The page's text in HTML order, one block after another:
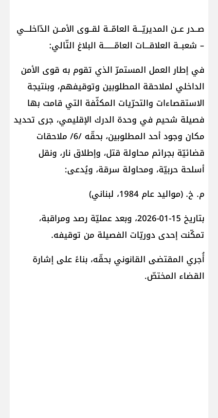
صــدر عــن المديريّـــة العامّــة لقــوى الأمــن الدّاخلـــي
– شعبــة العلاقـــات العامّـــــــة البلاغ التّالي:
في إطار العمل المستمرّ الذي تقوم به قوى الأمن
الداخلي لملاحقة المطلوبين وتوقيفهم، وبنتيجة
الاستقصاءات والتحرّيات المكثّفة التي قامت بها
فصيلة شحيم في وحدة الدرك الإقليمي، جرى تحديد
مكان وجود أحد المطلوبين، بحقّه /6/ ملاحقات
قضائيّة بجرائم محاولة قتل، وإطلاق نار، ونقل
أسلحة حربيّة، ومحاولة سرقة، ويُدعى:
م. خ. (مواليد عام 1984، لبناني)
بتاريخ 15-01-2026، وبعد عمليّة رصد ومراقبة،
تمكّنت إحدى دوريّات الفصيلة من توقيفه.
أُجري المقتضى القانوني بحقّه، بناءً على إشارة
القضاء المختصّ.